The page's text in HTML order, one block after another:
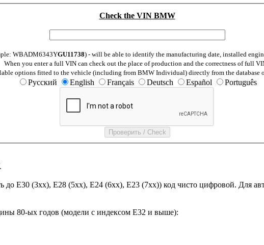
Check the VIN BMW
WBADM6343YGU11738) - will be able to identify the manufacturing date, installed
When you enter a full VIN can check out the place of production and the correctness of full
options fitted to the vehicle (including from BMW Individual) directly from the database
Русский English Français Deutsch Español Português
до E30 (3xx), E28 (5xx), E24 (6xx), E23 (7xx)) код чисто цифровой. Для
80-ых годов (модели с индексом E32 и выше):